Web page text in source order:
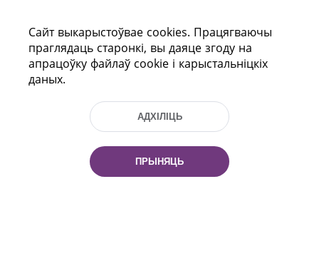
праспект Незалежнасці 116
г. Мiнск, Рэспубліка Беларусь, 220114
Тэл.: (+375 17) 368 37 37, Факс: (+375 17)
Эл. пошта: inbox@nlb.by
Сайт выкарыстоўвае cookies. Працягваючы
праглядаць старонкі, вы даяце згоду на
апрацоўку файлаў cookie і карыстальніцкіх
даных.
АДХІЛІЦЬ
ПРЫНЯЦЬ